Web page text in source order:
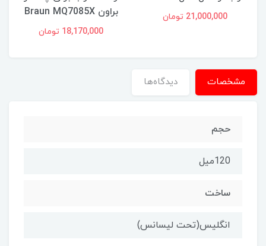
21,000,000 تومان
براون Braun MQ7085X
18,170,000 تومان
مشخصات دیدگاه‌ها
حجم
120میل
ساخت
انگلیس(تحت لیسانس)